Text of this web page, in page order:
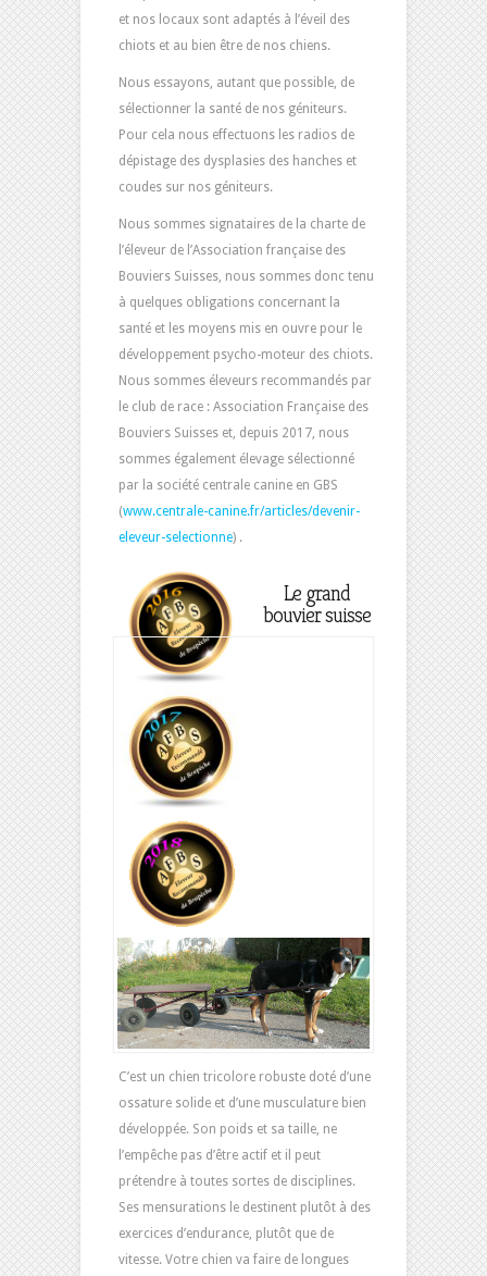
et nos locaux sont adaptés à l’éveil des
chiots et au bien être de nos chiens.
Nous essayons, autant que possible, de
sélectionner la santé de nos géniteurs.
Pour cela nous effectuons les radios de
dépistage des dysplasies des hanches et
coudes sur nos géniteurs.
Nous sommes signataires de la charte de
l’éleveur de l’Association française des
Bouviers Suisses, nous sommes donc tenu
à quelques obligations concernant la
santé et les moyens mis en ouvre pour le
développement psycho-moteur des chiots.
Nous sommes éleveurs recommandés par
le club de race : Association Française des
Bouviers Suisses et, depuis 2017, nous
sommes également élevage sélectionné
par la société centrale canine en GBS
(www.centrale-canine.fr/articles/devenir-
eleveur-selectionne) .
Le grand
bouvier suisse
C’est un chien tricolore robuste doté d’une
ossature solide et d’une musculature bien
développée. Son poids et sa taille, ne
l’empêche pas d’être actif et il peut
prétendre à toutes sortes de disciplines.
Ses mensurations le destinent plutôt à des
exercices d’endurance, plutôt que de
vitesse. Votre chien va faire de longues